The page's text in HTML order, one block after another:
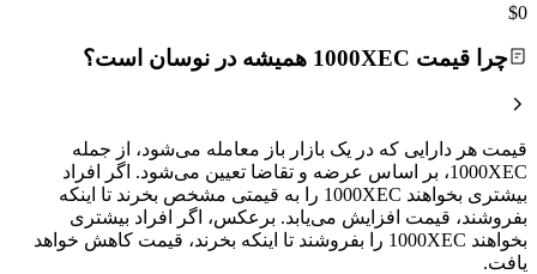
$0
چرا قیمت 1000XEC همیشه در نوسان است؟
قیمت هر دارایی که در یک بازار باز معامله می‌شود، از جمله
1000XEC، بر اساس عرضه و تقاضا تعیین می‌شود. اگر افراد
بیشتری بخواهند 1000XEC را به قیمتی مشخص بخرند تا اینکه
بفروشند، قیمت افزایش می‌یابد. برعکس، اگر افراد بیشتری
بخواهند 1000XEC را بفروشند تا اینکه بخرند، قیمت کاهش خواهد
یافت.